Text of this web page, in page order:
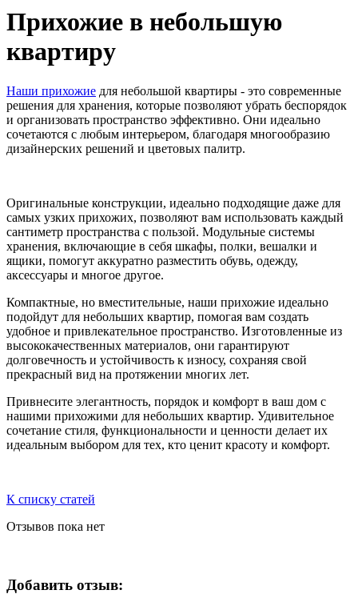
Прихожие в небольшую
квартиру
Наши прихожие для небольшой квартиры - это современные
решения для хранения, которые позволяют убрать беспорядок
и организовать пространство эффективно. Они идеально
сочетаются с любым интерьером, благодаря многообразию
дизайнерских решений и цветовых палитр.
Оригинальные конструкции, идеально подходящие даже для
самых узких прихожих, позволяют вам использовать каждый
сантиметр пространства с пользой. Модульные системы
хранения, включающие в себя шкафы, полки, вешалки и
ящики, помогут аккуратно разместить обувь, одежду,
аксессуары и многое другое.
Компактные, но вместительные, наши прихожие идеально
подойдут для небольших квартир, помогая вам создать
удобное и привлекательное пространство. Изготовленные из
высококачественных материалов, они гарантируют
долговечность и устойчивость к износу, сохраняя свой
прекрасный вид на протяжении многих лет.
Привнесите элегантность, порядок и комфорт в ваш дом с
нашими прихожими для небольших квартир. Удивительное
сочетание стиля, функциональности и ценности делает их
идеальным выбором для тех, кто ценит красоту и комфорт.
К списку статей
Отзывов пока нет
Добавить отзыв: